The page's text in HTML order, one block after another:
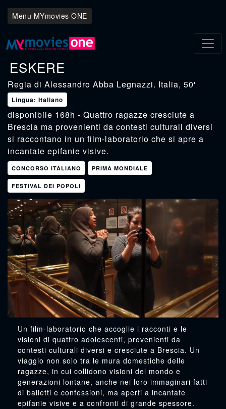
Menu MYmovies ONE
ESKERE
Alessandro Abba Legnazzi. Italia, 50'
Lingua: Italiano
disponibile 168h - Quattro ragazze cresciute a
Brescia ma provenienti da contesti culturali diversi
si raccontano in un film-laboratorio che si apre a
incantate epifanie visive.
CONCORSO ITALIANO PRIMA MONDIALE
FESTIVAL DEI POPOLI
Un film-laboratorio che accoglie i racconti e le
visioni di quattro adolescenti, provenienti da
contesti culturali diversi e cresciute a Brescia. Un
viaggio non solo tra le mura domestiche delle
ragazze, in cui collidono visioni del mondo e
generazioni lontane, anche nei loro immaginari fatti
di balletti e confessioni, ma aperti a incantate
epifanie visive e a confronti di grande spessore.